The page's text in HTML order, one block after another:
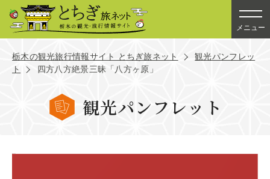
メニュー
栃木の観光旅行情報サイト とちぎ旅ネット
観光パンフレッ
ト
四方八方絶景三昧「八方ヶ原」
観光パンフレット